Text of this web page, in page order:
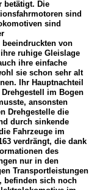
betätigt. Die
sind
sind
von
ruhige Gleislage
ihre einfache
sie schon sehr alt
Ihr Hauptnachteil
im Bogen
ansonsten
Drehgestelle die
durch sinkende
Fahrzeuge im
verdrängt, die dank
des
nur in den
Transportleistungen
befinden sich noch